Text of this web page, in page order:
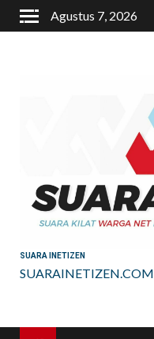
Skip
to
Agustus 7, 2026
SUARA INETIZEN
SUARAINETIZEN.COM